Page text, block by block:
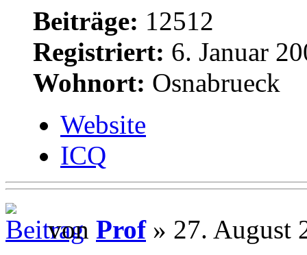
Beiträge: 12512
Registriert: 6. Januar
Wohnort: Osnabrueck
Website
ICQ
von Prof» 27. August